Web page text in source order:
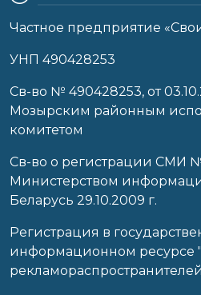
Частное предприятие
УНП 490428253
Cв-во № 490428253, от
Мозырским районным
комитетом
Св-во о регистрации СМИ
Министерством
Беларусь 29.10.2009 г.
Регистрация в
информационном ресурсе